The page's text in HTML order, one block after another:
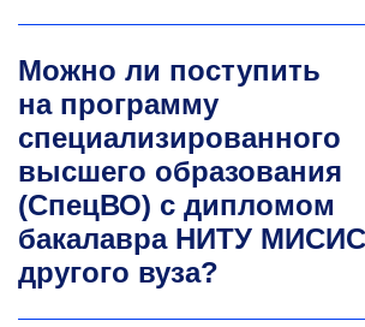
совершенствования системы
профессиональной подготовки,
переподготовки и повышения
персонала для организаций
промышленности. Научные
социально-экономическое
промышленных регионов и
устойчивое развитие социо-
экономических систем;
Можно ли поступить
на программу
специализированного
высшего образования
(СпецВО) с дипломом
бакалавра НИТУ
другого вуза?